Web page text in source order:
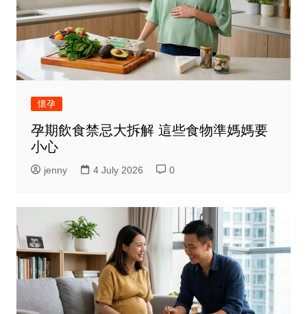
懷孕
孕期飲食禁忌大拆解 這些食物準媽媽要
小心
jenny 4 July 2026 0